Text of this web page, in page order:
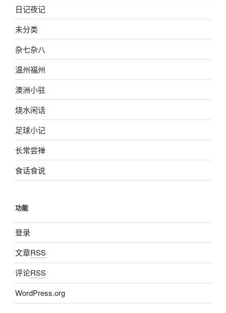
日记夜记
未分类
杂七杂八
温州福州
澳洲小驻
烧水闲话
足球小记
长常尝禅
食话食说
功能
登录
文章RSS
评论RSS
WordPress.org